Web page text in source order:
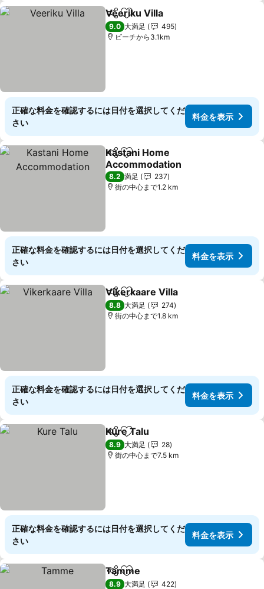
シェアお気に入りに追加
Veeriku Villa
9.0 大満足
495
ビーチから3.1km
正確な料金を確認するには日付を選択してくだ
さい
料金を表示
シェアお気に入りに追加
Kastani Home
Accommodation
料金を表示
8.2 満足
237
街の中心まで1.2 km
正確な料金を確認するには日付を選択してくだ
さい
料金を表示
シェアお気に入りに追加
Vikerkaare Villa
8.8 大満足
274
街の中心まで1.8 km
正確な料金を確認するには日付を選択してくだ
さい
料金を表示
シェアお気に入りに追加
Kure Talu
8.9 大満足
28
街の中心まで7.5 km
正確な料金を確認するには日付を選択してくだ
さい
料金を表示
シェアお気に入りに追加
Tamme
8.9 大満足
422